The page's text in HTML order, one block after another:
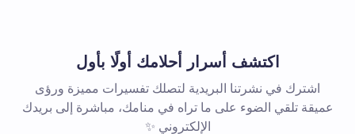
اكتشف أسرار أحلامك أولًا بأول
اشترك في نشرتنا البريدية لتصلك تفسيرات مميزة ورؤى
عميقة تلقي الضوء على ما تراه في منامك، مباشرة إلى بريدك
الإلكتروني ✨